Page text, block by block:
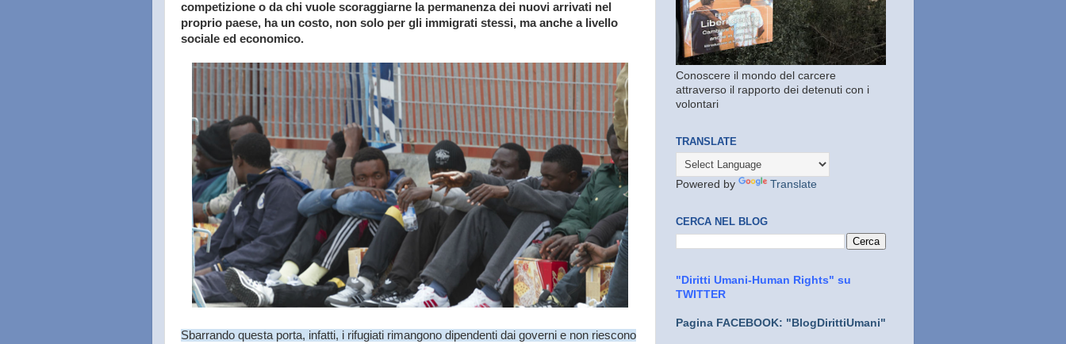
competizione o da chi vuole scoraggiarne la permanenza dei nuovi arrivati nel
proprio paese, ha un costo, non solo per gli immigrati stessi, ma anche a livello
sociale ed economico.
Sbarrando questa porta, infatti, i rifugiati rimangono dipendenti dai governi e non riescono
Conoscere il mondo del carcere
attraverso il rapporto dei detenuti con i
volontari
TRANSLATE
Powered by Translate
CERCA NEL BLOG
"Diritti Umani-Human Rights" su
TWITTER
Pagina FACEBOOK: "BlogDirittiUmani"